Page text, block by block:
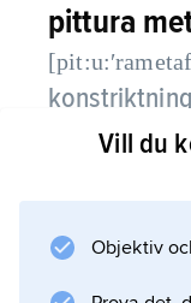
pittura
Giorgio de
Pittura
Chiricos
Vill du
Objektiv